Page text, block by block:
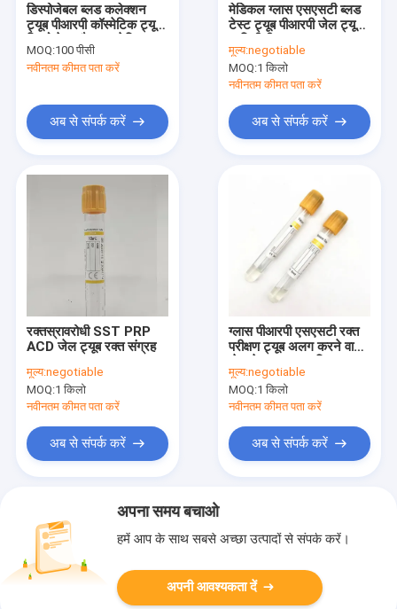
डिस्पोजेबल ब्लड कलेक्शन
ट्यूब पीआरपी कॉस्मेटिक ट्यूब
MOQ:100 पीसी
नवीनतम कीमत पता करें
अब से संपर्क करें
मेडिकल ग्लास एसएसटी ब्लड
टेस्ट ट्यूब पीआरपी जेल ट्यूब
मूल्य:negotiable
MOQ:1 किलो
नवीनतम कीमत पता करें
अब से संपर्क करें
रक्तस्रावरोधी SST PRP
ACD जेल ट्यूब रक्त संग्रह
मूल्य:negotiable
MOQ:1 किलो
नवीनतम कीमत पता करें
अब से संपर्क करें
ग्लास पीआरपी एसएसटी रक्त
परीक्षण ट्यूब अलग करने वाली
मूल्य:negotiable
MOQ:1 किलो
नवीनतम कीमत पता करें
अब से संपर्क करें
अपना समय बचाओ
हमें आप के साथ सबसे अच्छा उत्पादों से संपर्क करें।
अपनी आवश्यकता दें